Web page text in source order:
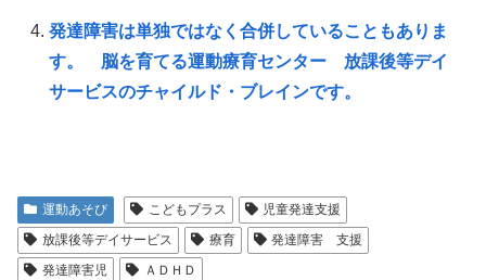
発達障害は単独ではなく合併していることもありま
す。 脳を育てる運動療育センター 放課後等デイ
サービスのチャイルド・ブレインです。
運動あそび こどもプラス
児童発達支援
放課後等デイサービス
療育
発達障害 支援
発達障害児
ＡＤＨＤ